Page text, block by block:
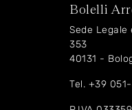
Bolelli
Sede Legale
353
40131 -
Tel. +39